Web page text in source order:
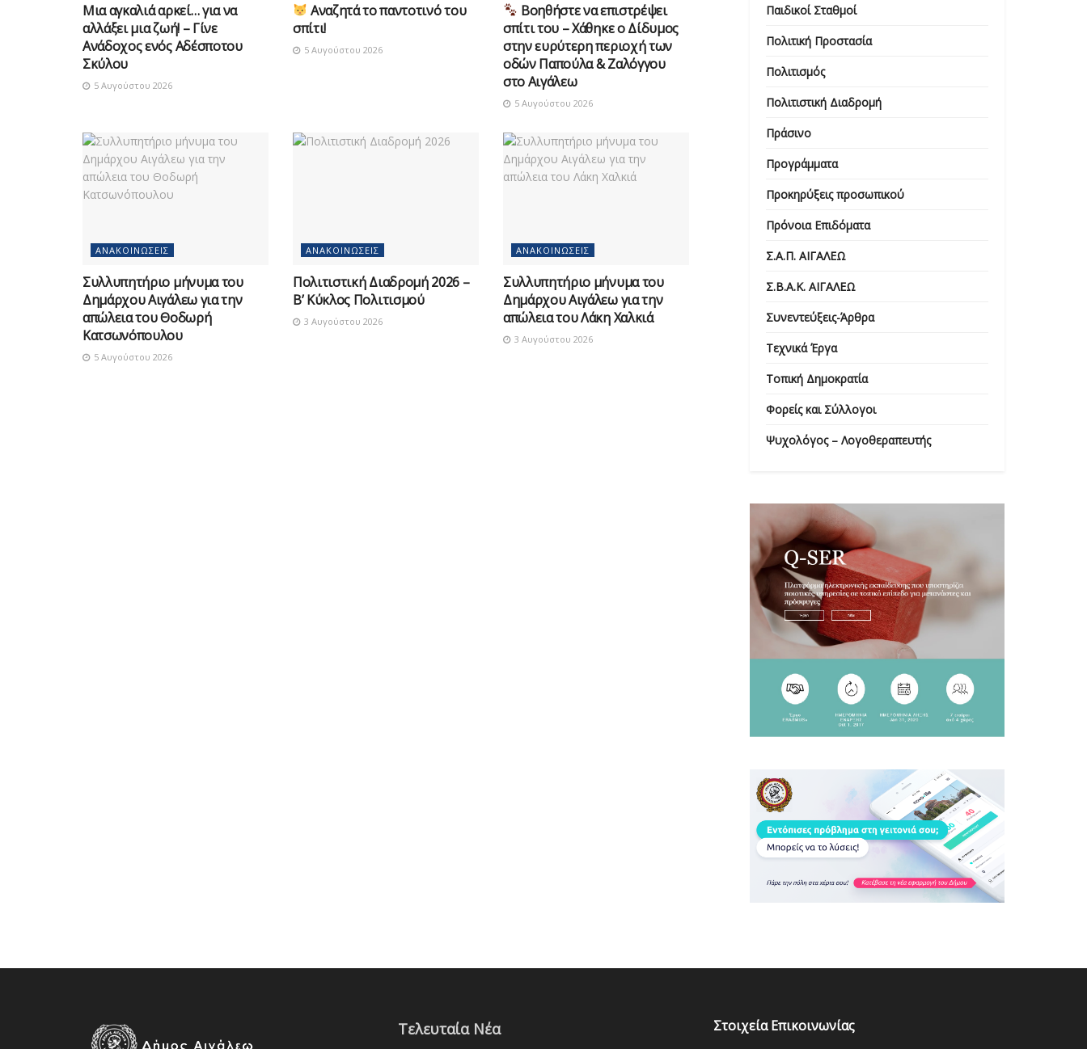
Μια αγκαλιά αρκεί… για να
αλλάξει μια ζωή! – Γίνε
Ανάδοχος ενός Αδέσποτου
Σκύλου
5 Αυγούστου 2026
Αναζητά το παντοτινό του
σπίτι!
5 Αυγούστου 2026
Βοηθήστε να επιστρέψει
σπίτι του – Χάθηκε ο Δίδυμος
στην ευρύτερη περιοχή των
οδών Παπούλα & Ζαλόγγου
στο Αιγάλεω
5 Αυγούστου 2026
ΑΝΑΚΟΙΝΏΣΕΙΣ
Συλλυπητήριο μήνυμα του
Δημάρχου Αιγάλεω για την
απώλεια του Θοδωρή
Κατσωνόπουλου
5 Αυγούστου 2026
ΑΝΑΚΟΙΝΏΣΕΙΣ
Πολιτιστική Διαδρομή 2026 –
Β’ Κύκλος Πολιτισμού
3 Αυγούστου 2026
ΑΝΑΚΟΙΝΏΣΕΙΣ
Συλλυπητήριο μήνυμα του
Δημάρχου Αιγάλεω για την
απώλεια του Λάκη Χαλκιά
3 Αυγούστου 2026
Παιδικοί Σταθμοί
Πολιτική Προστασία
Πολιτισμός
Πολιτιστική Διαδρομή
Πράσινο
Προγράμματα
Προκηρύξεις προσωπικού
Πρόνοια Επιδόματα
Σ.Α.Π. ΑΙΓΑΛΕΩ
Σ.Β.Α.Κ. ΑΙΓΑΛΕΩ
Συνεντεύξεις-Άρθρα
Τεχνικά Έργα
Τοπική Δημοκρατία
Φορείς και Σύλλογοι
Ψυχολόγος – Λογοθεραπευτής
Τελευταία Νέα Στοιχεία Επικοινωνίας